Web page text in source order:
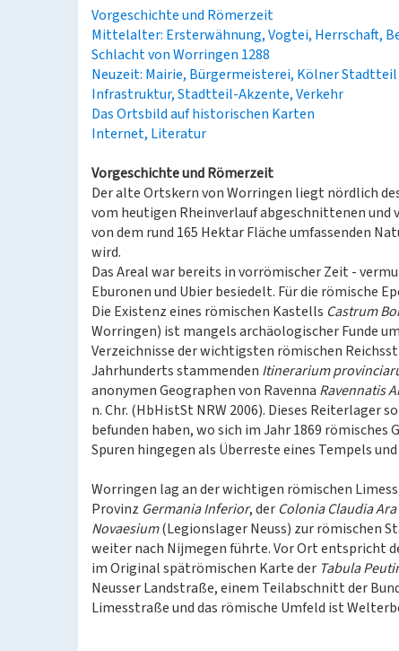
Vorgeschichte und Römerzeit
Mittelalter: Ersterwähnung, Vogtei, Herrschaft,
Schlacht von Worringen 1288
Neuzeit: Mairie, Bürgermeisterei, Kölner Stadtteil
Infrastruktur, Stadtteil-Akzente, Verkehr
Das Ortsbild auf historischen Karten
Internet, Literatur
Vorgeschichte und Römerzeit
Der alte Ortskern von Worringen liegt nördlich
vom heutigen Rheinverlauf abgeschnittenen und
von dem rund 165 Hektar Fläche umfassenden
wird.
Das Areal war bereits in vorrömischer Zeit -
Eburonen und Ubier besiedelt. Für die römische
Die Existenz eines römischen Kastells Castrum
Worringen) ist mangels archäologischer Funde
Verzeichnisse der wichtigsten römischen
Jahrhunderts stammenden Itinerarium
anonymen Geographen von Ravenna Ravennatis
n. Chr. (HbHistSt NRW 2006). Dieses
befunden haben, wo sich im Jahr 1869 römisches
Spuren hingegen als Überreste eines Tempels
Worringen lag an der wichtigen römischen
Provinz Germania Inferior, der Colonia Claudia
Novaesium(Legionslager Neuss) zur römischen
weiter nach Nijmegen führte. Vor Ort entspricht
im Original spätrömischen Karte der Tabula
Neusser Landstraße, einem Teilabschnitt der
Limesstraße und das römische Umfeld ist